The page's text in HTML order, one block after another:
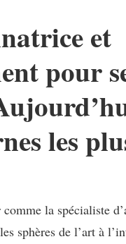
et
pour
les
la spécialiste
sphères de l’art à